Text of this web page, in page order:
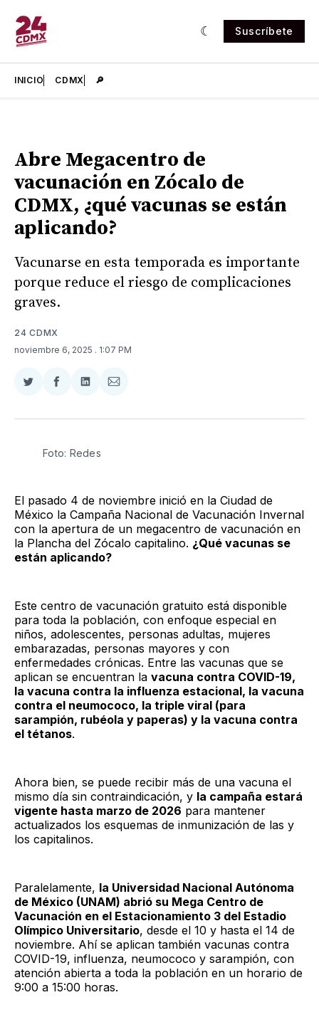
Suscríbete
INICIO CDMX 🔎
Abre Megacentro de
vacunación en Zócalo de
CDMX, ¿qué vacunas se están
aplicando?
Vacunarse en esta temporada es importante
porque reduce el riesgo de complicaciones
graves.
24 CDMX
noviembre 6, 2025 . 1:07 PM
Compartir
Twitter
Compartir
Facebook
Compartir
LinkedIn
Compartir
Email
Foto: Redes
El pasado 4 de noviembre inició en la Ciudad de
México la Campaña Nacional de Vacunación Invernal
con la apertura de un megacentro de vacunación en
la Plancha del Zócalo capitalino. ¿Qué vacunas se
están aplicando?
Este centro de vacunación gratuito está disponible
para toda la población, con enfoque especial en
niños, adolescentes, personas adultas, mujeres
embarazadas, personas mayores y con
enfermedades crónicas. Entre las vacunas que se
aplican se encuentran la vacuna contra COVID-19,
la vacuna contra la influenza estacional, la vacuna
contra el neumococo, la triple viral (para
sarampión, rubéola y paperas) y la vacuna contra
el tétanos.
Ahora bien, se puede recibir más de una vacuna el
mismo día sin contraindicación, y la campaña estará
vigente hasta marzo de 2026 para mantener
actualizados los esquemas de inmunización de las y
los capitalinos.
Paralelamente, la Universidad Nacional Autónoma
de México (UNAM) abrió su Mega Centro de
Vacunación en el Estacionamiento 3 del Estadio
Olímpico Universitario, desde el 10 y hasta el 14 de
noviembre. Ahí se aplican también vacunas contra
COVID-19, influenza, neumococo y sarampión, con
atención abierta a toda la población en un horario de
9:00 a 15:00 horas.